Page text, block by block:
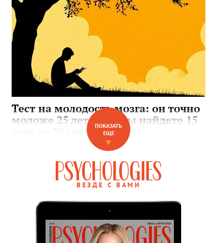
Тест на молодость мозга: он точно
моложе 25 лет, если вы найдете 15
слов за 30 секундПОКАЗАТЬ
ЕЩЕ
▼
ВЕЗДЕ С ВАМИ